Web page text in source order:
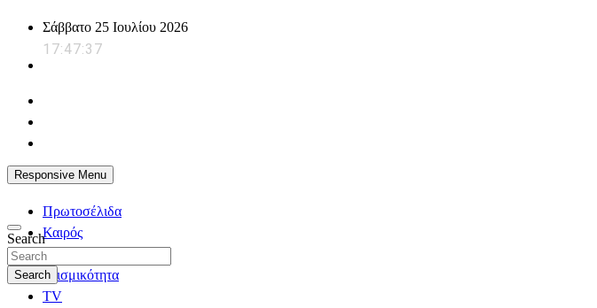
Σάββατο 25 Ιουλίου 2026
17:47:38
Responsive Menu
Πρωτοσέλιδα
Καιρός
Ζώδια
Σεισμικότητα
TV
powerplayer.gr
Search
Search